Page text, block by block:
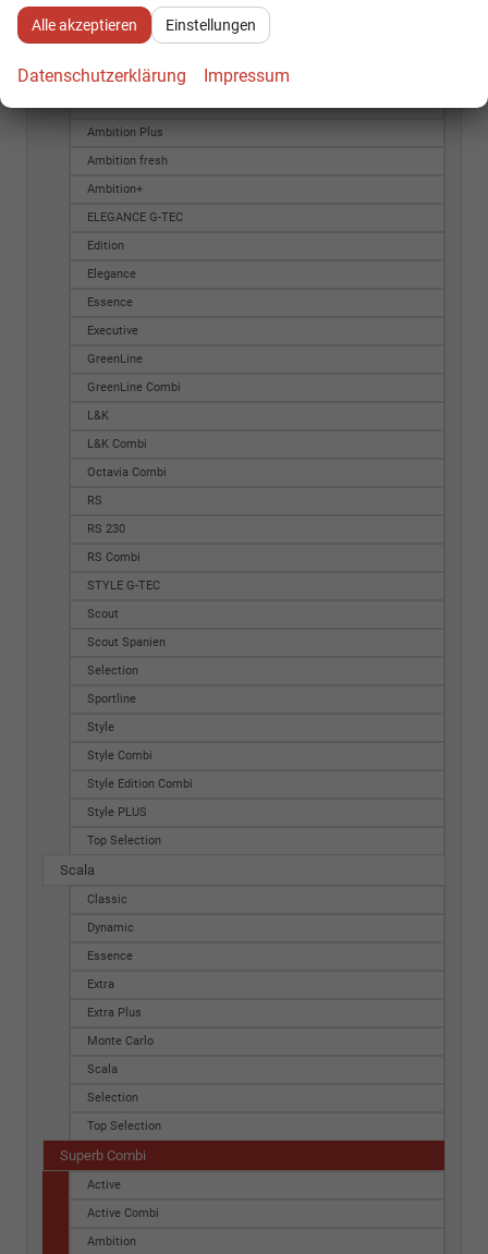
Ambition (MJ 2015)
Ambition (MJ 2016)
Ambition 2.0 TDI
Ambition Plus
Ambition fresh
Ambition+
ELEGANCE G-TEC
Edition
Elegance
Essence
Executive
GreenLine
GreenLine Combi
L&K
L&K Combi
Octavia Combi
RS
RS 230
RS Combi
STYLE G-TEC
Scout
Scout Spanien
Selection
Sportline
Style
Style Combi
Style Edition Combi
Style PLUS
Top Selection
Scala
Classic
Dynamic
Essence
Extra
Extra Plus
Monte Carlo
Scala
Selection
Top Selection
Superb Combi
Active
Active Combi
Ambition
Alle akzeptieren Einstellungen
Datenschutzerklärung Impressum